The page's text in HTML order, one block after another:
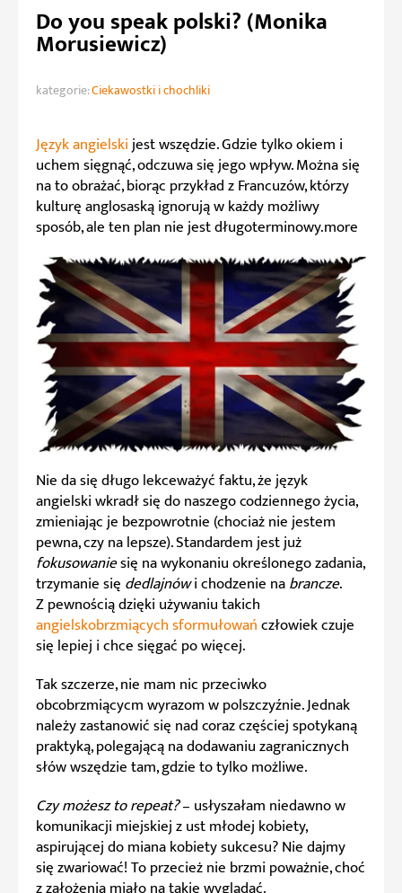
Do you speak polski? (Monika
Morusiewicz)
kategorie:Ciekawostki i chochliki
Język angielskijest wszędzie. Gdzie tylko okiem i
uchem sięgnąć, odczuwa się jego wpływ. Można się
na to obrażać, biorąc przykład z Francuzów, którzy
kulturę anglosaską ignorują w każdy możliwy
sposób, ale ten plan nie jest długoterminowy.more
Nie da się długo lekceważyć faktu, że język
angielski wkradł się do naszego codziennego życia,
zmieniając je bezpowrotnie (chociaż nie jestem
pewna, czy na lepsze). Standardem jest już
fokusowaniesię na wykonaniu określonego zadania,
trzymanie się dedlajnówi chodzenie nabrancze.
Z pewnością dzięki używaniu takich
angielskobrzmiących sformułowańczłowiek czuje
się lepiej i chce sięgać po więcej.
Tak szczerze, nie mam nic przeciwko
obcobrzmiącycm wyrazom w polszczyźnie. Jednak
należy zastanowić się nad coraz częściej spotykaną
praktyką, polegającą na dodawaniu zagranicznych
słów wszędzie tam, gdzie to tylko możliwe.
Czy możesz to repeat?– usłyszałam niedawno w
komunikacji miejskiej z ust młodej kobiety,
aspirującej do miana kobiety sukcesu? Nie dajmy
się zwariować! To przecież nie brzmi poważnie, choć